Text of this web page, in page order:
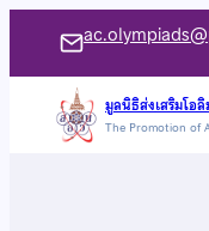
เนื้อหา
มูลนิธิส่งเสริมโอ
The Promotion of